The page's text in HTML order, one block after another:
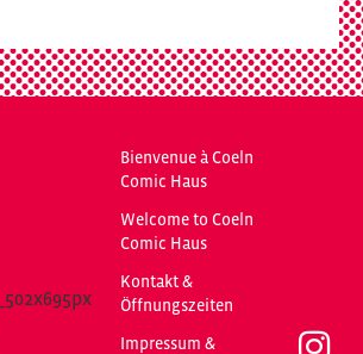
Bienvenue à Coeln
Comic Haus
Welcome to Coeln
Comic Haus
Kontakt &
Öffnungszeiten
Impressum &